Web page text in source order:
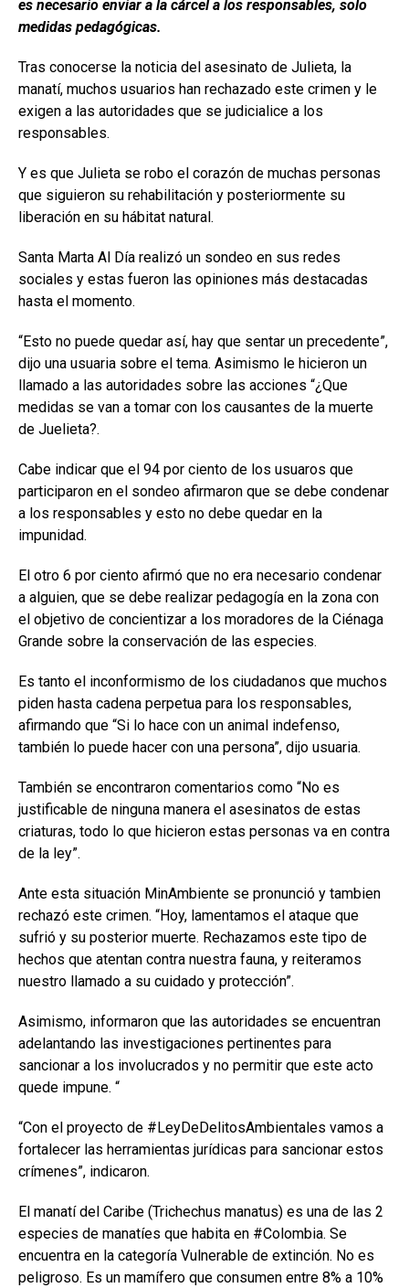
es necesario enviar a la cárcel a los responsables, solo
medidas pedagógicas.
Tras conocerse la noticia del asesinato de Julieta, la
manatí, muchos usuarios han rechazado este crimen y le
exigen a las autoridades que se judicialice a los
responsables.
Y es que Julieta se robo el corazón de muchas personas
que siguieron su rehabilitación y posteriormente su
liberación en su hábitat natural.
Santa Marta Al Día realizó un sondeo en sus redes
sociales y estas fueron las opiniones más destacadas
hasta el momento.
“Esto no puede quedar así, hay que sentar un precedente”,
dijo una usuaria sobre el tema. Asimismo le hicieron un
llamado a las autoridades sobre las acciones “¿Que
medidas se van a tomar con los causantes de la muerte
de Juelieta?.
Cabe indicar que el 94 por ciento de los usuaros que
participaron en el sondeo afirmaron que se debe condenar
a los responsables y esto no debe quedar en la
impunidad.
El otro 6 por ciento afirmó que no era necesario condenar
a alguien, que se debe realizar pedagogía en la zona con
el objetivo de concientizar a los moradores de la Ciénaga
Grande sobre la conservación de las especies.
Es tanto el inconformismo de los ciudadanos que muchos
piden hasta cadena perpetua para los responsables,
afirmando que “Si lo hace con un animal indefenso,
también lo puede hacer con una persona”, dijo usuaria.
También se encontraron comentarios como “No es
justificable de ninguna manera el asesinatos de estas
criaturas, todo lo que hicieron estas personas va en contra
de la ley”.
Ante esta situación MinAmbiente se pronunció y tambien
rechazó este crimen. “Hoy, lamentamos el ataque que
sufrió y su posterior muerte. Rechazamos este tipo de
hechos que atentan contra nuestra fauna, y reiteramos
nuestro llamado a su cuidado y protección”.
Asimismo, informaron que las autoridades se encuentran
adelantando las investigaciones pertinentes para
sancionar a los involucrados y no permitir que este acto
quede impune. “
“Con el proyecto de #LeyDeDelitosAmbientales vamos a
fortalecer las herramientas jurídicas para sancionar estos
crímenes”, indicaron.
El manatí del Caribe (Trichechus manatus) es una de las 2
especies de manatíes que habita en #Colombia. Se
encuentra en la categoría Vulnerable de extinción. No es
peligroso. Es un mamífero que consumen entre 8% a 10%